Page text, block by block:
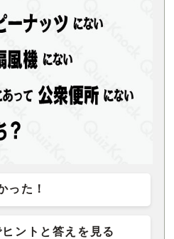
った！
ントと答えを見る